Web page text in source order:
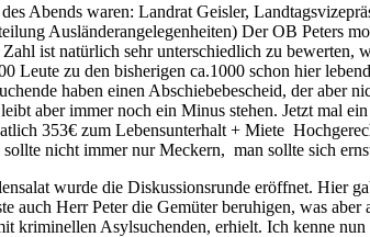
Abends waren: Landrat Geisler,
Ausländerangelegenheiten) Der OB Peters
ist natürlich sehr unterschiedlich zu bewerten,
Leute zu den bisherigen ca.1000 schon hier
haben einen Abschiebebescheid, der
aber immer noch ein Minus stehen. Jetzt mal
353€ zum Lebensunterhalt + Miete
nicht immer nur Meckern, man sollte sich
wurde die Diskussionsrunde eröffnet. Hier
auch Herr Peter die Gemüter beruhigen, was
kriminellen Asylsuchenden, erhielt. Ich kenne